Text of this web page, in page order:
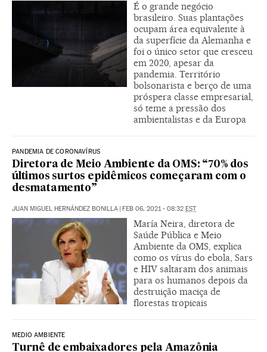
É o grande negócio
brasileiro. Suas plantações
ocupam área equivalente à
da superfície da Alemanha e
foi o único setor que cresceu
em 2020, apesar da
pandemia. Território
bolsonarista e berço de uma
próspera classe empresarial,
só teme a pressão dos
ambientalistas e da Europa
PANDEMIA DE CORONAVÍRUS
Diretora de Meio Ambiente da OMS: “70% dos
últimos surtos epidêmicos começaram com o
desmatamento”
JUAN MIGUEL HERNÁNDEZ BONILLA FEB 06, 2021 - 08:32 EST
María Neira, diretora de
Saúde Pública e Meio
Ambiente da OMS, explica
como os vírus do ebola, Sars
e HIV saltaram dos animais
para os humanos depois da
destruição maciça de
florestas tropicais
MEDIO AMBIENTE
Turnê de embaixadores pela Amazônia